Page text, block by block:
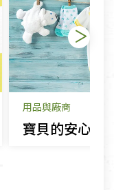
用品與廠商
寶貝的安心生